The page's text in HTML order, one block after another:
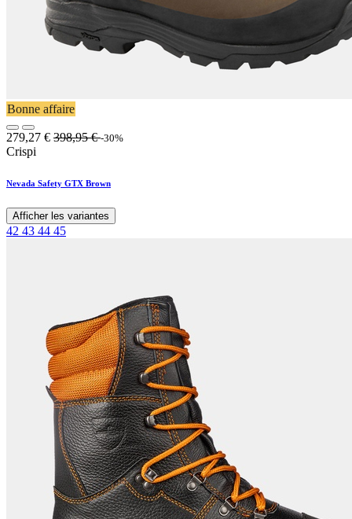
Bonne affaire
279,27 € 398,95€ -30%
Crispi
Nevada Safety GTX Brown
Afficher les variantes
42 43 44 45